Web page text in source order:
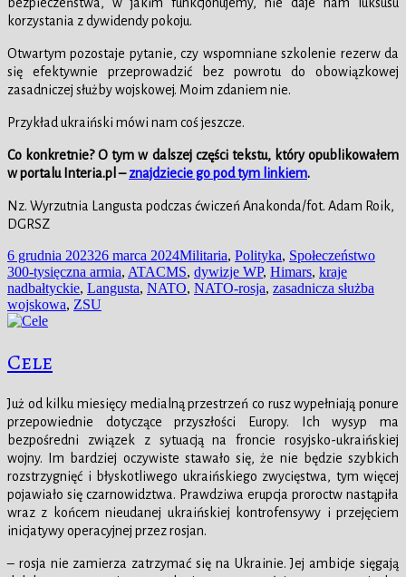
korzystania z dywidendy pokoju.
Otwartym pozostaje pytanie, czy wspomniane szkolenie rezerw da
się efektywnie przeprowadzić bez powrotu do obowiązkowej
zasadniczej służby wojskowej. Moim zdaniem nie.
Przykład ukraiński mówi nam coś jeszcze.
Co konkretnie? O tym w dalszej części tekstu, który opublikowałem
w portalu Interia.pl –znajdziecie go pod tym linkiem.
Nz. Wyrzutnia Langusta podczas ćwiczeń Anakonda/fot. Adam Roik,
DGRSZ
Data
publikacji
6 grudnia 202326 marca 2024Kategorie
Militaria, Polityka, SpołeczeństwoTagi
300-tysięczna armia, ATACMS, dywizje WP, Himars, kraje
nadbałtyckie, Langusta, NATO, NATO-rosja, zasadnicza służba
wojskowa, ZSU
Cele
Już od kilku miesięcy medialną przestrzeń co rusz wypełniają ponure
przepowiednie dotyczące przyszłości Europy. Ich wysyp ma
bezpośredni związek z sytuacją na froncie rosyjsko-ukraińskiej
wojny. Im bardziej oczywiste stawało się, że nie będzie szybkich
rozstrzygnięć i błyskotliwego ukraińskiego zwycięstwa, tym więcej
pojawiało się czarnowidztwa. Prawdziwa erupcja proroctw nastąpiła
wraz z końcem nieudanej ukraińskiej kontrofensywy i przejęciem
inicjatywy operacyjnej przez rosjan.
– rosja nie zamierza zatrzymać się na Ukrainie. Jej ambicje sięgają